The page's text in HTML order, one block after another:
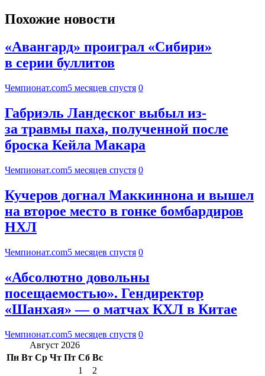
Похожие новости
«Авангард» проиграл «Сибири»
в серии буллитов
Чемпионат.com5 месяцев спустя 0
Габриэль Ландеског выбыл из-
за травмы паха, полученной после
броска Кейла Макара
Чемпионат.com5 месяцев спустя 0
Кучеров догнал Маккиннона и вышел
на второе место в гонке бомбардиров
НХЛ
Чемпионат.com5 месяцев спустя 0
«Абсолютно довольны
посещаемостью». Гендиректор
«Шанхая» — о матчах КХЛ в Китае
Чемпионат.com5 месяцев спустя 0
Август 2026
Пн Вт Ср Чт Пт Сб Вс
1
2